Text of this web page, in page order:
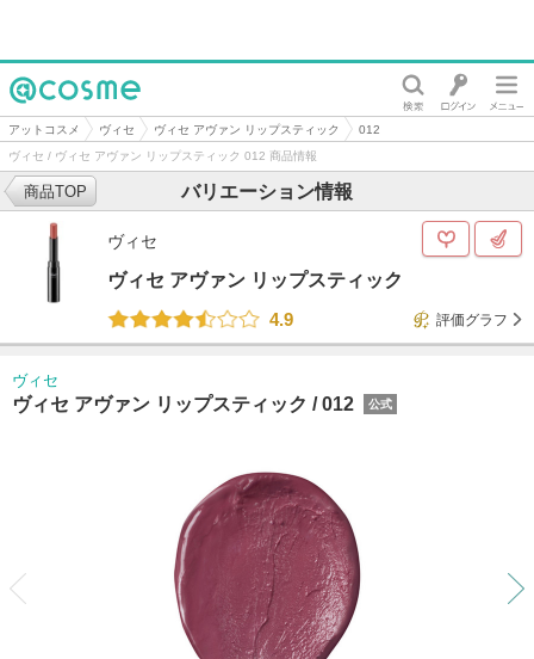
@cosme
アットコスメ ヴィセ ヴィセ アヴァン リップスティック
012
ヴィセ / ヴィセ アヴァン リップスティック 012 商品情報
バリエーション情報
商品TOP
ヴィセ
ヴィセ アヴァン リップスティック
4.9
評価グラフ
ヴィセ
ヴィセ アヴァン リップスティック /012 公式